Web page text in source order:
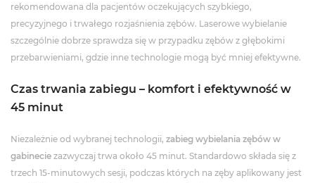
rekomendowana dla pacjentów oczekujących szybkiego,
precyzyjnego i trwałego rozjaśnienia zębów. Laserowe wybielanie
szczególnie dobrze sprawdza się w przypadku zębów z głębokimi
przebarwieniami, gdzie inne technologie mogą być mniej efektywne.
Czas trwania zabiegu – komfort i efektywność w
45 minut
Niezależnie od wybranej technologii, zabieg wybielania zębów w
gabinecie zazwyczaj trwa około 45 minut. Standardowo składa się z
trzech 15-minutowych sesji, podczas których na zęby aplikowany jest